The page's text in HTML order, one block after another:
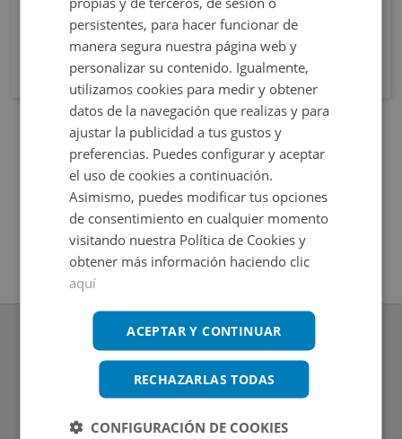
www.altamirainmuebles.com
Edificio Skylight
Avenida de Manoteras 14-16, 28050, Madrid
persistentes, para hacer funcionar de
manera segura nuestra página web y
personalizar su contenido. Igualmente,
utilizamos cookies para medir y obtener
datos de la navegación que realizas y para
ajustar la publicidad a tus gustos y
preferencias. Puedes configurar y aceptar
el uso de cookies a continuación.
Asimismo, puedes modificar tus opciones
de consentimiento en cualquier momento
visitando nuestra Política de Cookies y
obtener más información haciendo clic
aquí
ACEPTAR Y CONTINUAR
RECHAZARLAS TODAS
CONFIGURACIÓN DE COOKIES